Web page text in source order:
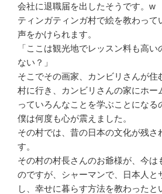
会社に退職届を出したそうです。w
ティンガティンガ村で絵を教わって
声をかけられます。
「ここは観光地でレッスン料も高
ない？」
そこでその画家、カンビリさんが住
村に行き、カンビリさんの家にホー
っていろんなことを学ぶことになる
僕は何度も心が震えました。
その村では、昔の日本の文化が残さ
す。
その村の村長さんのお爺様が、今は
のですが、シャーマンで、日本人と
し、幸せに暮らす方法を教わったと